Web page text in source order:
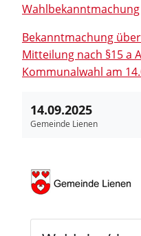
Wahlbekanntmachung
Bekanntmachung
Mitteilung nach §15 a
Kommunalwahl am